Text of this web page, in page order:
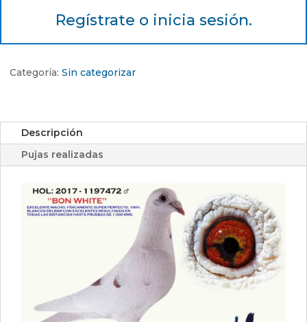
Regístrate o inicia sesión.
Categoría: Sin categorizar
Descripción
Pujas realizadas